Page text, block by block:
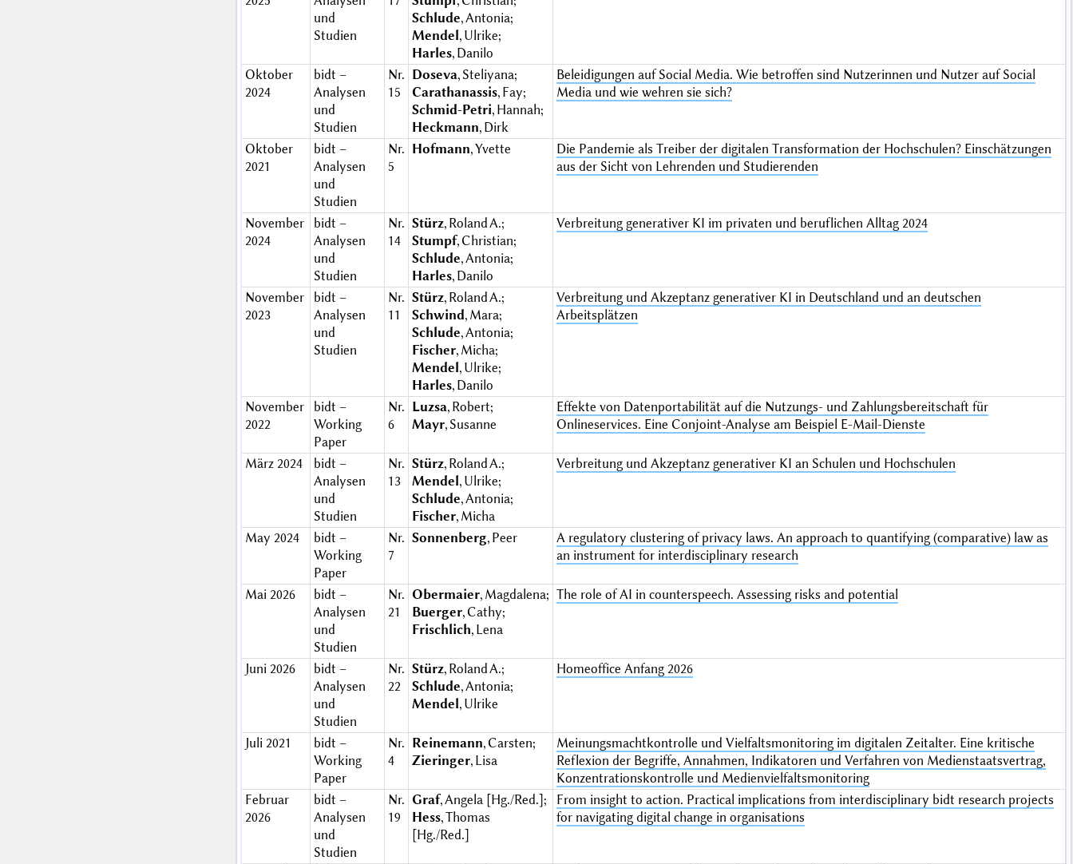
und
Studien
Schlude, Antonia;
Mendel, Ulrike;
Harles, Danilo
Oktober
2024
bidt –
Analysen
und
Studien
Nr.
15
Doseva, Steliyana;
Carathanassis, Fay;
Schmid-Petri, Hannah;
Heckmann, Dirk
Beleidigungen auf Social Media. Wie betroffen sind Nutzerinnen und Nutzer auf Social
Media und wie wehren sie sich?
Oktober
2021
bidt –
Analysen
und
Studien
Nr.
5
Hofmann, Yvette
Die Pandemie als Treiber der digitalen Transformation der Hochschulen? Einschätzungen
aus der Sicht von Lehrenden und Studierenden
November
2024
bidt –
Analysen
und
Studien
Nr.
14
Stürz, Roland A.;
Stumpf, Christian;
Schlude, Antonia;
Harles, Danilo
Verbreitung generativer KI im privaten und beruflichen Alltag 2024
November
2023
bidt –
Analysen
und
Studien
Nr.
11
Stürz, Roland A.;
Schwind, Mara;
Schlude, Antonia;
Fischer, Micha;
Mendel, Ulrike;
Harles, Danilo
Verbreitung und Akzeptanz generativer KI in Deutschland und an deutschen
Arbeitsplätzen
November
2022
bidt –
Working
Paper
Nr.
6
Luzsa, Robert;
Mayr, Susanne
Effekte von Datenportabilität auf die Nutzungs- und Zahlungsbereitschaft für
Onlineservices. Eine Conjoint-Analyse am Beispiel E-Mail-Dienste
März 2024
bidt –
Analysen
und
Studien
Nr.
13
Stürz, Roland A.;
Mendel, Ulrike;
Schlude, Antonia;
Fischer, Micha
Verbreitung und Akzeptanz generativer KI an Schulen und Hochschulen
May 2024
bidt –
Working
Paper
Nr.
7
Sonnenberg, Peer
A regulatory clustering of privacy laws. An approach to quantifying (comparative) law as
an instrument for interdisciplinary research
Mai 2026
bidt –
Analysen
und
Studien
Nr.
21
Obermaier, Magdalena;
Buerger, Cathy;
Frischlich, Lena
The role of AI in counterspeech. Assessing risks and potential
Juni 2026
bidt –
Analysen
und
Studien
Nr.
22
Stürz, Roland A.;
Schlude, Antonia;
Mendel, Ulrike
Homeoffice Anfang 2026
Juli 2021
bidt –
Working
Paper
Nr.
4
Reinemann, Carsten;
Zieringer, Lisa
Meinungsmachtkontrolle und Vielfaltsmonitoring im digitalen Zeitalter. Eine kritische
Reflexion der Begriffe, Annahmen, Indikatoren und Verfahren von Medienstaatsvertrag,
Konzentrationskontrolle und Medienvielfaltsmonitoring
Februar
2026
bidt –
Analysen
und
Studien
Nr.
19
Graf, Angela [Hg./Red.];
Hess, Thomas
[Hg./Red.]
From insight to action. Practical implications from interdisciplinary bidt research projects
for navigating digital change in organisations